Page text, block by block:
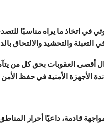
في اتخاذ ما يراه مناسبًا
التعبئة والتحشيد والالتحاق
أقصى العقوبات بحق كل من
الأجهزة الأمنية في حفظ الأمن
قادمة، داعيًا أحرار